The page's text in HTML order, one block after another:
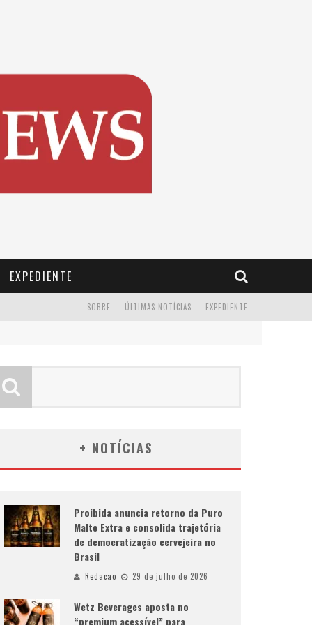
EXPEDIENTE
EXPEDIENTE
ÚLTIMAS NOTÍCIAS
SOBRE
+ NOTÍCIAS
Proibida anuncia retorno da Puro
Malte Extra e consolida trajetória
de democratização cervejeira no
Brasil
Redacao 29 de julho de 2026
Wetz Beverages aposta no
“premium acessível” para